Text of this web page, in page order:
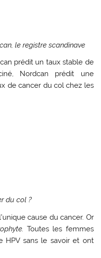
le registre scandinave
prédit un taux stable de
Nordcan prédit une
de cancer du col chez les
du col ?
unique cause du cancer. Or
Toutes les femmes
sans le savoir et ont